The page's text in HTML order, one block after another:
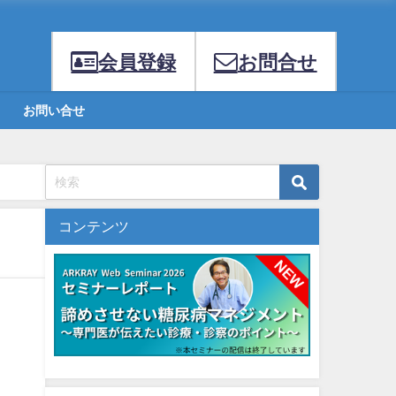
会員登録 お問合せ
お問い合せ
コンテンツ